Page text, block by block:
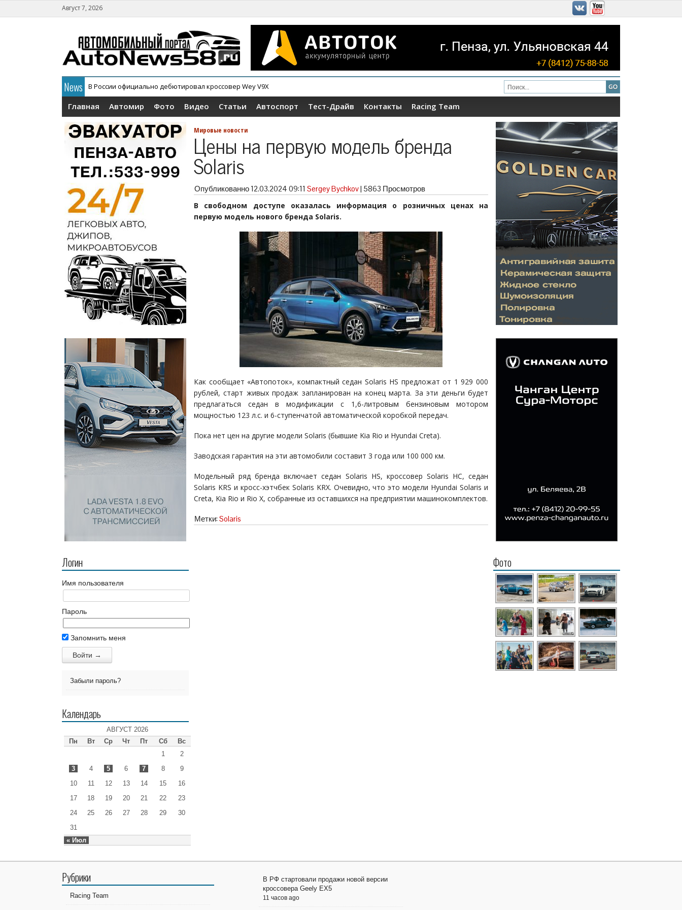
Август 7, 2026
News В России официально дебютировал кроссовер Wey V9X
Главная Автомир Фото Видео Статьи Автоспорт Тест-Драйв Контакты Racing Team
Логин
Имя пользователя
Пароль
Запомнить меня
Забыли пароль?
Календарь
АВГУСТ 2026
Пн
Вт Ср Чт Пт Сб Вс
« Июл
1
2
3
4 5 6 7 8
9
10
11 12 13 14 15
16
17
18 19 20 21 22
23
24
25 26 27 28 29
30
31
Мировые новости
Цены на первую модель бренда
Solaris
Опубликованно 12.03.2024 09:11 Sergey Bychkov| 5863 Просмотров
В свободном доступе оказалась информация о розничных ценах на
первую модель нового бренда Solaris.
Как сообщает «Автопоток», компактный седан Solaris HS предложат от 1 929 000
рублей, старт живых продаж запланирован на конец марта. За эти деньги будет
предлагаться седан в модификации с 1,6-литровым бензиновым мотором
мощностью 123 л.с. и 6-ступенчатой автоматической коробкой передач.
Пока нет цен на другие модели Solaris (бывшие Kia Rio и Hyundai Creta).
Заводская гарантия на эти автомобили составит 3 года или 100 000 км.
Модельный ряд бренда включает седан Solaris HS, кроссовер Solaris HC, седан
Solaris KRS и кросс-хэтчбек Solaris KRX. Очевидно, что это модели Hyundai Solaris и
Creta, Kia Rio и Rio X, собранные из оставшихся на предприятии машинокомплектов.
Метки: Solaris
Фото
Рубрики
Racing Team
В РФ стартовали продажи новой версии
кроссовера Geely EX5
11 часов ago